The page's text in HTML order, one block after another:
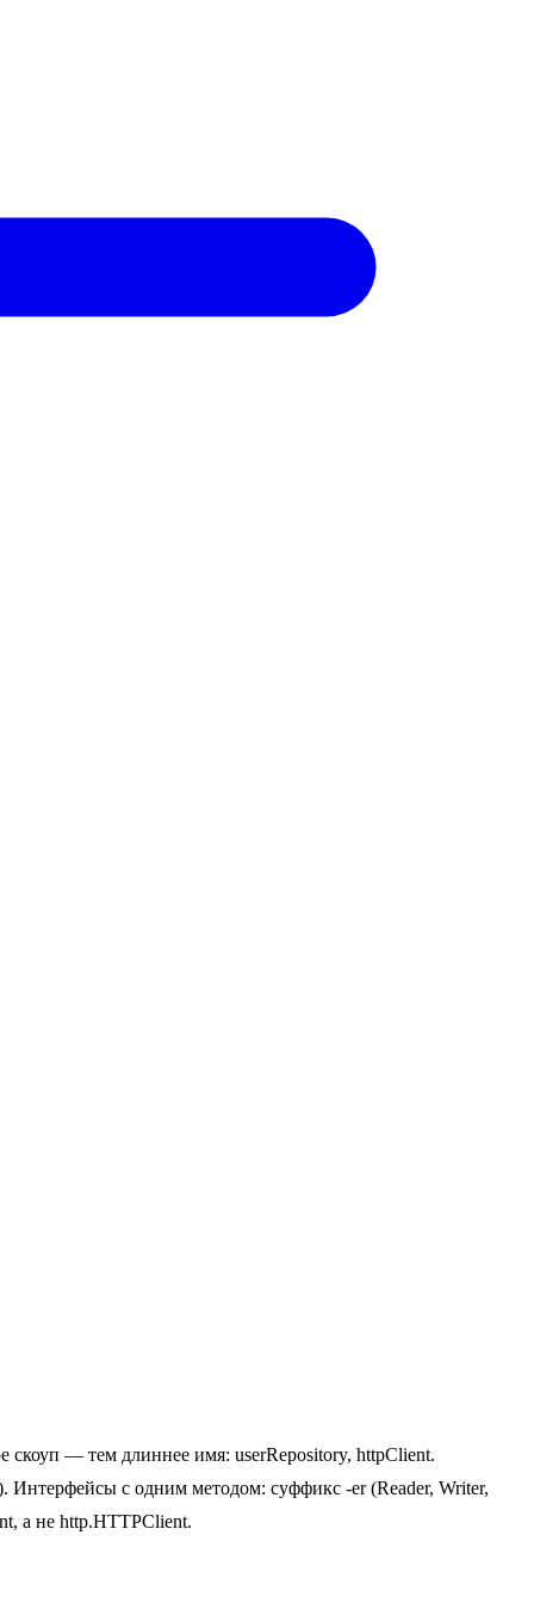
скоуп — тем длиннее имя: userRepository, httpClient.
с одним методом: суффикс -er (Reader, Writer,
а не http.HTTPClient.